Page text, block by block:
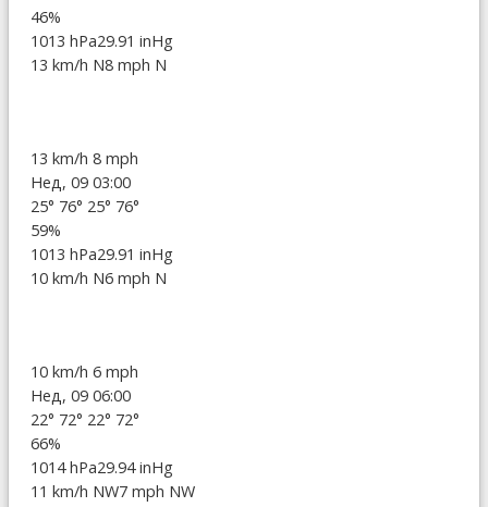
46%
1013 hPa29.91 inHg
13 km/h N8 mph N
13 km/h 8 mph
Нед, 09 03:00
25° 76° 25° 76°
59%
1013 hPa29.91 inHg
10 km/h N6 mph N
10 km/h 6 mph
Нед, 09 06:00
22° 72° 22° 72°
66%
1014 hPa29.94 inHg
11 km/h NW7 mph NW